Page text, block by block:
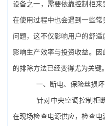
设备之一，需要依靠控制柜
在使用过程中也会遇到一些
问题，这不仅影响用户的舒适
影响生产效率与投资收益。
的排除方法已经变得尤为关键。
一、断电、保险丝损坏
针对中央空调控制柜
在现场检查电源供应，检查